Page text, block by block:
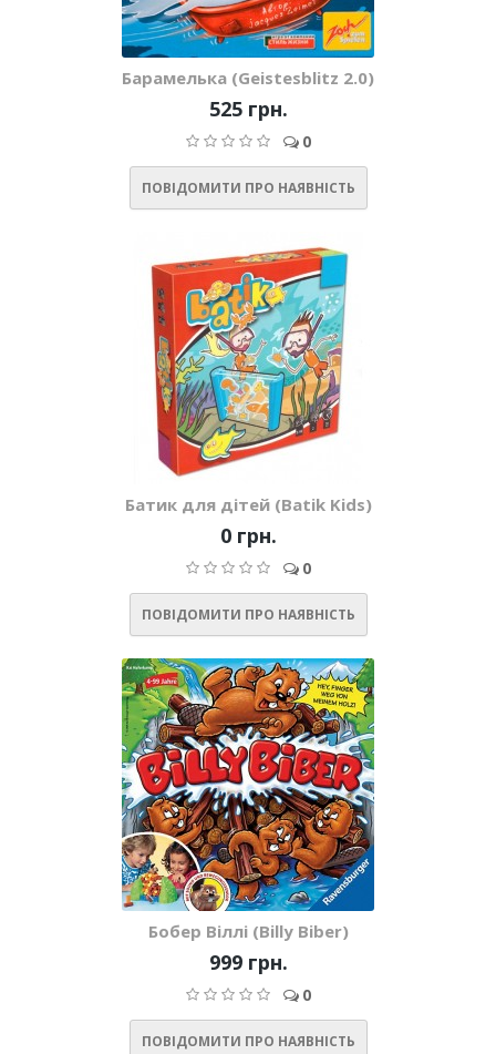
Барамелька (Geistesblitz 2.0)
525 грн.
0
ПОВІДОМИТИ ПРО НАЯВНІСТЬ
Батик для дітей (Batik Kids)
0 грн.
0
ПОВІДОМИТИ ПРО НАЯВНІСТЬ
Бобер Віллі (Billy Biber)
999 грн.
0
ПОВІДОМИТИ ПРО НАЯВНІСТЬ